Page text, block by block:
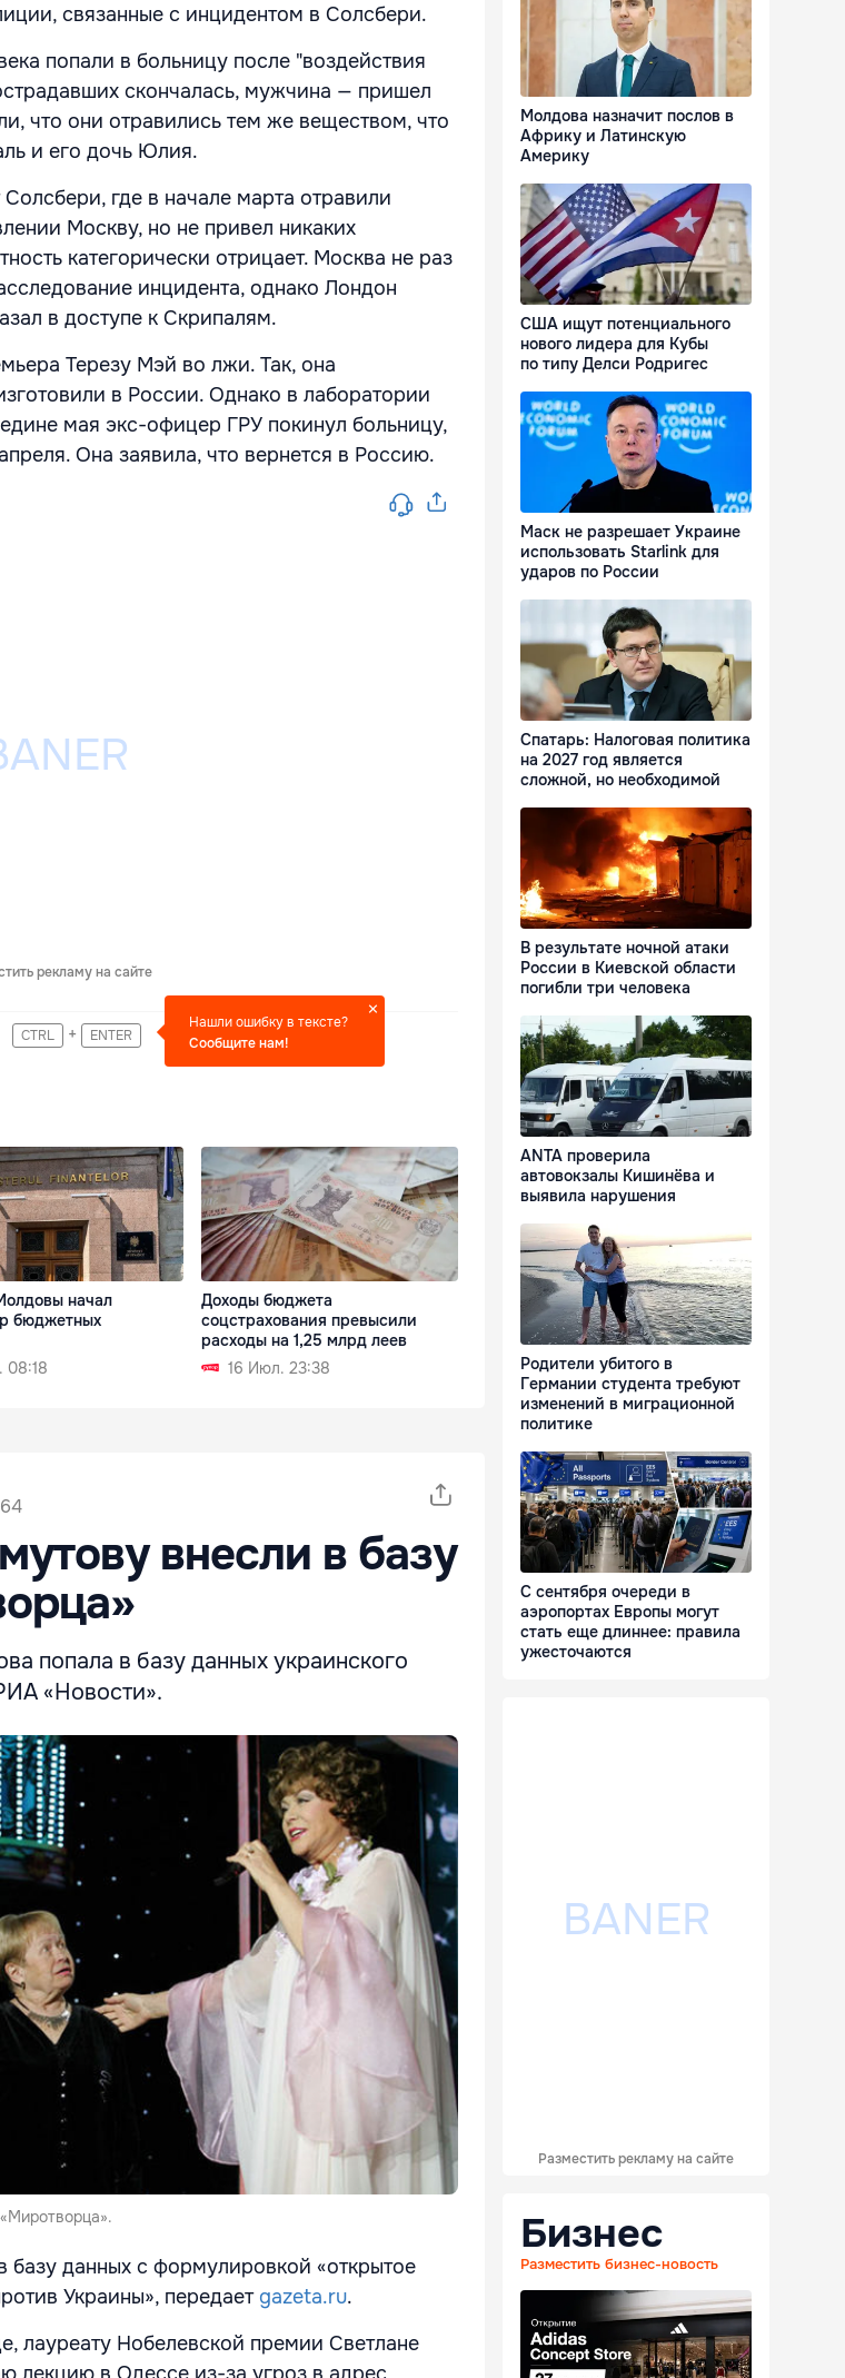
связанные с инцидентом в Солсбери.
попали в больницу после "воздействия
скончалась, мужчина — пришел
что они отравились тем же веществом, что
и его дочь Юлия.
где в начале марта отравили
Москву, но не привел никаких
категорически отрицает. Москва не раз
инцидента, однако Лондон
в доступе к Скрипалям.
Терезу Мэй во лжи. Так, она
в России. Однако в лаборатории
мая экс-офицер ГРУ покинул больницу,
Она заявила, что вернется в Россию.
рекламу на сайте
CTRL + ENTER
Нашли ошибку в тексте?
Сообщите нам!
начал
бюджетных
08:18
Доходы бюджета
соцстрахования превысили
расходы на 1,25 млрд леев
16 Июл. 23:38
внесли в базу
попала в базу данных украинского
«Новости».
базу данных с формулировкой «открытое
Украины», передает gazeta.ru.
лауреату Нобелевской премии Светлане
Молдова назначит послов в
Африку и Латинскую
Америку
США ищут потенциального
нового лидера для Кубы
по типу Делси Родригес
Маск не разрешает Украине
использовать Starlink для
ударов по России
Спатарь: Налоговая политика
на 2027 год является
сложной, но необходимой
В результате ночной атаки
России в Киевской области
погибли три человека
ANTA проверила
автовокзалы Кишинёва и
выявила нарушения
Родители убитого в
Германии студента требуют
изменений в миграционной
политике
С сентября очереди в
аэропортах Европы могут
стать еще длиннее: правила
ужесточаются
Разместить рекламу на сайте
Бизнес
Разместить бизнес-новость